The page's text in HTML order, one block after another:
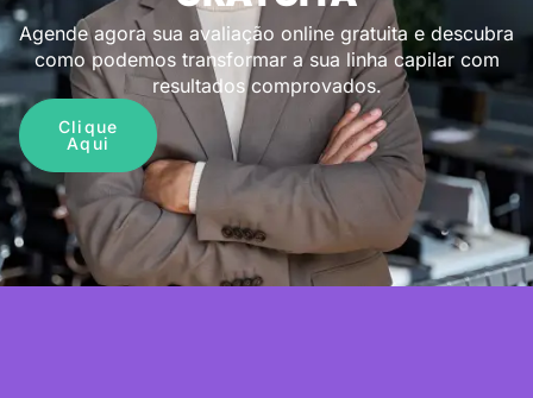
Agende agora sua avaliação online gratuita e descubra
como podemos transformar a sua linha capilar com
resultados comprovados.
Clique
Aqui